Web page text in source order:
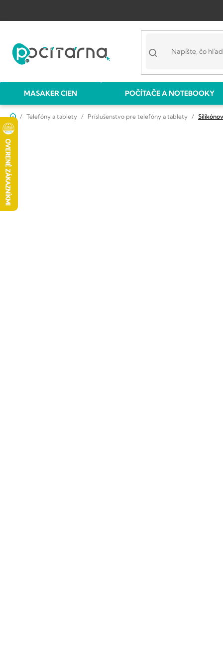
obsah
MASAKER CIEN POČÍTAČE A NOTEBOOKY
DomovTelefóny a tablety Príslušenstvo pre telefóny a tablety